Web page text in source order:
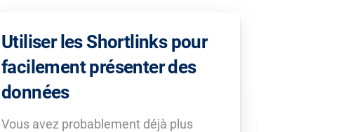
Utiliser les Shortlinks pour
facilement présenter des
données
Vous avez probablement déjà plus